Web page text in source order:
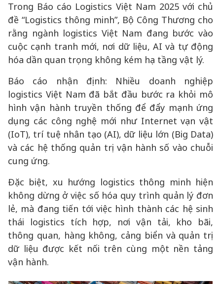
Trong Báo cáo Logistics Việt Nam 2025 với chủ
đề “Logistics thông minh”, Bộ Công Thương cho
rằng ngành logistics Việt Nam đang bước vào
cuộc cạnh tranh mới, nơi dữ liệu, AI và tự động
hóa dần quan trọng không kém hạ tầng vật lý.
Báo cáo nhận định: Nhiều doanh nghiệp
logistics Việt Nam đã bắt đầu bước ra khỏi mô
hình vận hành truyền thống để đẩy mạnh ứng
dụng các công nghệ mới như Internet vạn vật
(IoT), trí tuệ nhân tạo (AI), dữ liệu lớn (Big Data)
và các hệ thống quản trị vận hành số vào chuỗi
cung ứng.
Đặc biệt, xu hướng logistics thông minh hiện
không dừng ở việc số hóa quy trình quản lý đơn
lẻ, mà đang tiến tới việc hình thành các hệ sinh
thái logistics tích hợp, nơi vận tải, kho bãi,
thông quan, hàng không, cảng biển và quản trị
dữ liệu được kết nối trên cùng một nền tảng
vận hành.